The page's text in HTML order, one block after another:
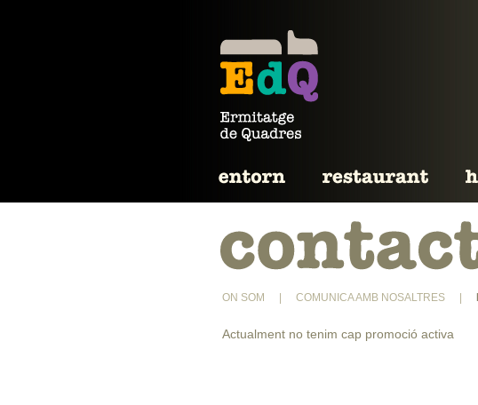
ON SOM COMUNICA AMB NOSALTRES
Actualment no tenim cap promoció activa